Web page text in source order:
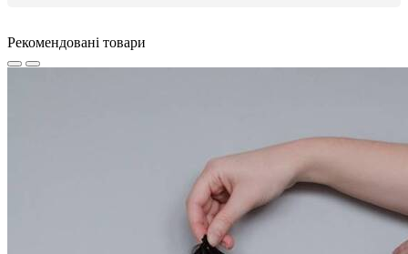
Рекомендовані товари